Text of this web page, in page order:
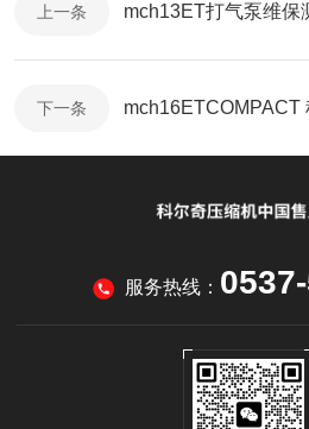
上一条 mch13ET打气泵维保
下一条 mch16ETCOMPACT
服务热线：